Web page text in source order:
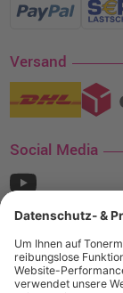
Versand
Social Media
¹ Nur gültig für den
von mindestens 35€
Versand für Sie